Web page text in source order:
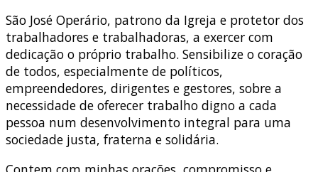
São José Operário, patrono da Igreja e protetor dos
trabalhadores e trabalhadoras, a exercer com
dedicação o próprio trabalho. Sensibilize o coração
de todos, especialmente de políticos,
empreendedores, dirigentes e gestores, sobre a
necessidade de oferecer trabalho digno a cada
pessoa num desenvolvimento integral para uma
sociedade justa, fraterna e solidária.